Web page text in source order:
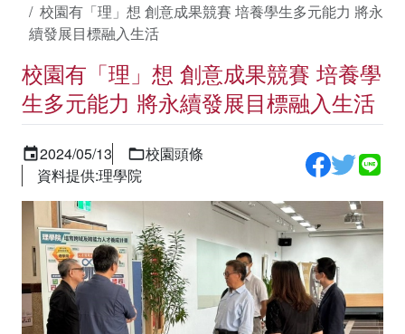
校園有「理」想 創意成果競賽 培養學生多元能力 將永
續發展目標融入生活
校園有「理」想 創意成果競賽 培養學
生多元能力 將永續發展目標融入生活
2024/05/13
校園頭條
資料提供:理學院